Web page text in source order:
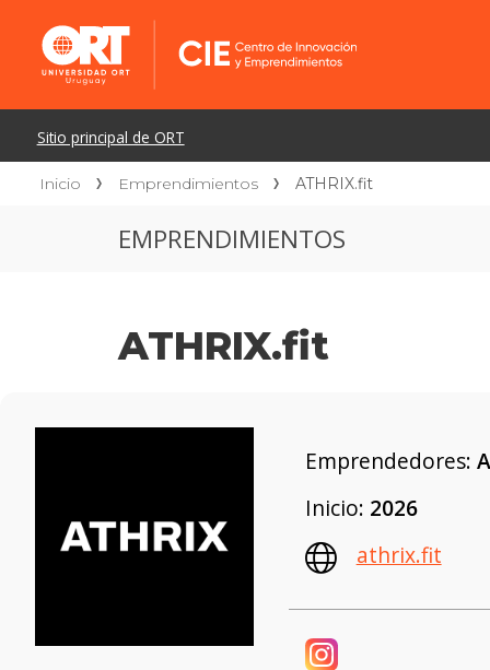
Inicio Emprendimientos ATHRIX.fit
EMPRENDIMIENTOS
ATHRIX.fit
Emprendedores:
Inicio: 2026
athrix.fit